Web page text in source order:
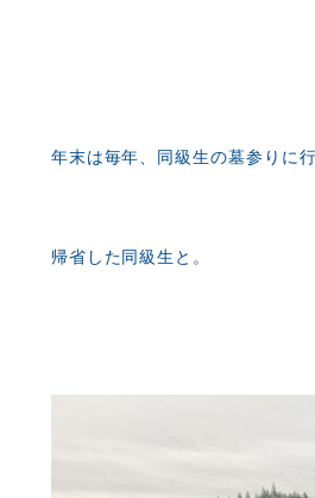
年末は毎年、同級生の墓参りに行
帰省した同級生と。